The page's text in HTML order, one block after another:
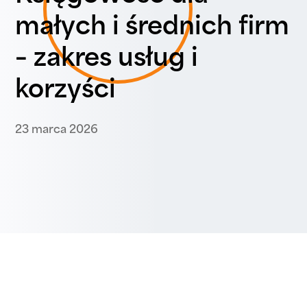
małych i średnich firm
– zakres usług i
korzyści
23 marca 2026